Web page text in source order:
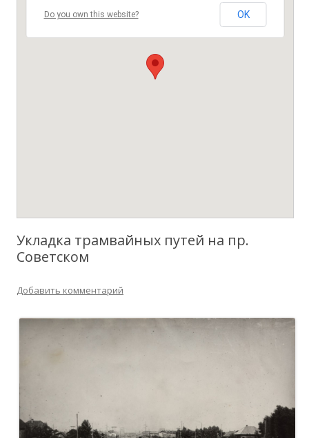
Do you own this website? OK
Укладка трамвайных путей на пр.
Советском
Добавить комментарий